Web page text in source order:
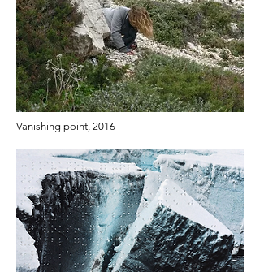
Vanishing point, 2016